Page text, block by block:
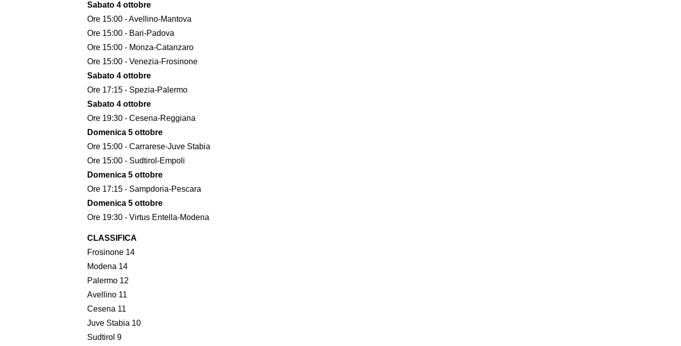
Sabato 4 ottobre
Ore 15:00 - Avellino-Mantova
Ore 15:00 - Bari-Padova
Ore 15:00 - Monza-Catanzaro
Ore 15:00 - Venezia-Frosinone
Sabato 4 ottobre
Ore 17:15 - Spezia-Palermo
Sabato 4 ottobre
Ore 19:30 - Cesena-Reggiana
Domenica 5 ottobre
Ore 15:00 - Carrarese-Juve Stabia
Ore 15:00 - Sudtirol-Empoli
Domenica 5 ottobre
Ore 17:15 - Sampdoria-Pescara
Domenica 5 ottobre
Ore 19:30 - Virtus Entella-Modena
CLASSIFICA
Frosinone 14
Modena 14
Palermo 12
Avellino 11
Cesena 11
Juve Stabia 10
Sudtirol 9